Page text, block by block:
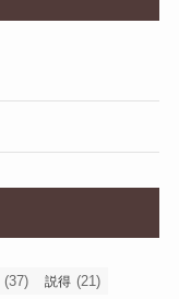
(37) 説得 (21)